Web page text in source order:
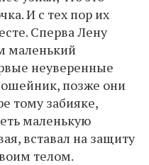
И с тех пор их
Сперва Лену
маленький
неуверенные
позже они
тому забияке,
маленькую
вставал на защиту
телом.